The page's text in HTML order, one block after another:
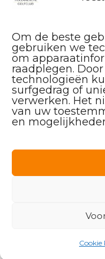
Om de beste
gebruiken we
om
raadplegen.
technologieën
surfgedrag of
verwerken. Het
van uw
en
Cookie
Vragen aan de
over Golfstart,
Vragen aanSales &
085 – 44 44 455
Handicap